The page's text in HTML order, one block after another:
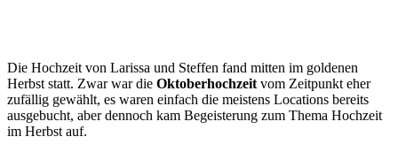
Die Hochzeit von Larissa und Steffen fand mitten im goldenen
Herbst statt. Zwar war die Oktoberhochzeit vom Zeitpunkt eher
zufällig gewählt, es waren einfach die meistens Locations bereits
ausgebucht, aber dennoch kam Begeisterung zum Thema Hochzeit
im Herbst auf.